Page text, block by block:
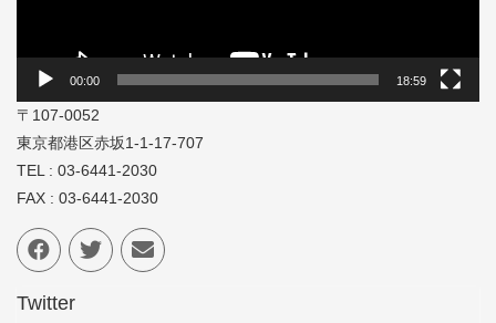
00:00 18:59
〒107-0052
東京都港区赤坂1-1-17-707
TEL : 03-6441-2030
FAX : 03-6441-2030
Twitter